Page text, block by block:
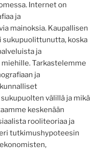
Internet on
ja
mainoksia. Kaupallisen
koska
ja
Tarkastelemme
ja
välillä ja mikä
keskenään
rooliteoriaa ja
tutkimushypoteesin